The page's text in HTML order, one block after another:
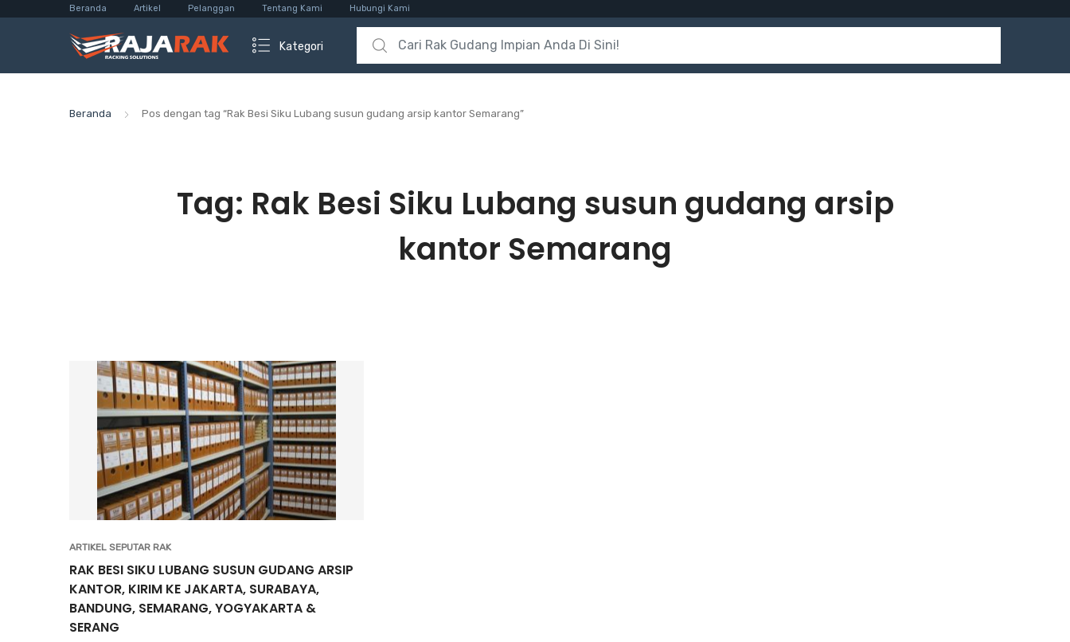
Beranda Artikel Pelanggan Tentang Kami Hubungi Kami
Kategori
Search for:
Beranda Pos dengan tag “Rak Besi Siku Lubang susun gudang arsip kantor Semarang”
Tag: Rak Besi Siku Lubang susun gudang arsip
kantor Semarang
ARTIKEL SEPUTAR RAK
RAK BESI SIKU LUBANG SUSUN GUDANG ARSIP
KANTOR, KIRIM KE JAKARTA, SURABAYA,
BANDUNG, SEMARANG, YOGYAKARTA &
SERANG